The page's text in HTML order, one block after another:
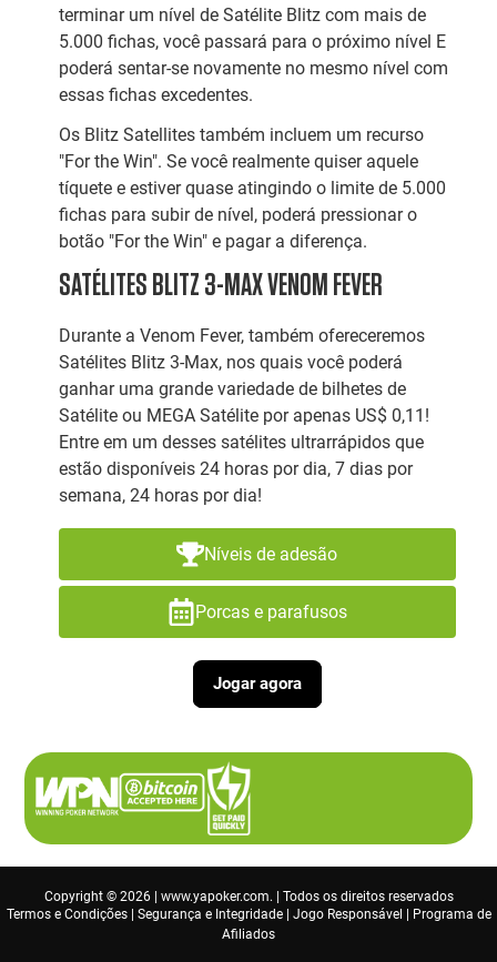
Níveis de adesão
Porcas e parafusos
terminar um nível de Satélite Blitz com mais de
5.000 fichas, você passará para o próximo nível E
poderá sentar-se novamente no mesmo nível com
essas fichas excedentes.
Os Blitz Satellites também incluem um recurso
"For the Win". Se você realmente quiser aquele
tíquete e estiver quase atingindo o limite de 5.000
fichas para subir de nível, poderá pressionar o
botão "For the Win" e pagar a diferença.
SATÉLITES BLITZ 3-MAX VENOM FEVER
Durante a Venom Fever, também ofereceremos
Satélites Blitz 3-Max, nos quais você poderá
ganhar uma grande variedade de bilhetes de
Satélite ou MEGA Satélite por apenas US$ 0,11!
Entre em um desses satélites ultrarrápidos que
estão disponíveis 24 horas por dia, 7 dias por
semana, 24 horas por dia!
Jogar agora
Copyright © 2026 | www.yapoker.com. | Todos os direitos reservados
Termos e Condições| Segurança e Integridade| Jogo Responsável | Programa de
Afiliados